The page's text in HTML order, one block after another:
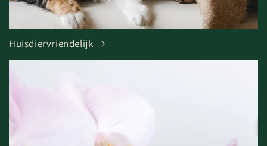
Huisdiervriendelijk